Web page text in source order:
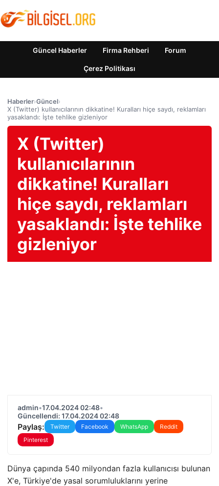
Güncel Haberler Firma Rehberi Forum
Çerez Politikası
Haberler›Güncel›
X (Twitter) kullanıcılarının dikkatine! Kuralları hiçe saydı, reklamları
yasaklandı: İşte tehlike gizleniyor
X (Twitter)
kullanıcılarının
dikkatine! Kuralları
hiçe saydı, reklamları
yasaklandı: İşte tehlike
gizleniyor
admin•17.04.2024 02:48•
Güncellendi: 17.04.2024 02:48
Paylaş: Twitter Facebook WhatsApp
Reddit
Pinterest
Dünya çapında 540 milyondan fazla kullanıcısı bulunan
X'e, Türkiye'de yasal sorumluluklarını yerine